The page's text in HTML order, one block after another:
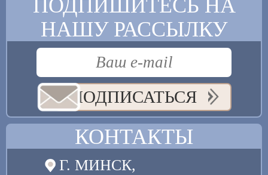
ПОДПИШИТЕСЬ НА
НАШУ РАССЫЛКУ
ПОДПИСАТЬСЯ
КОНТАКТЫ
Г. МИНСК,